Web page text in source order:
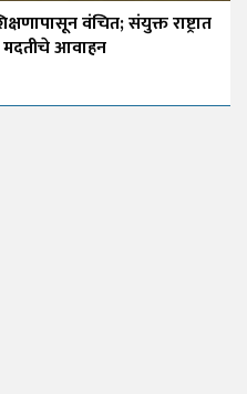
वंचित; संयुक्त राष्ट्रात
मदतीचे आवाहन